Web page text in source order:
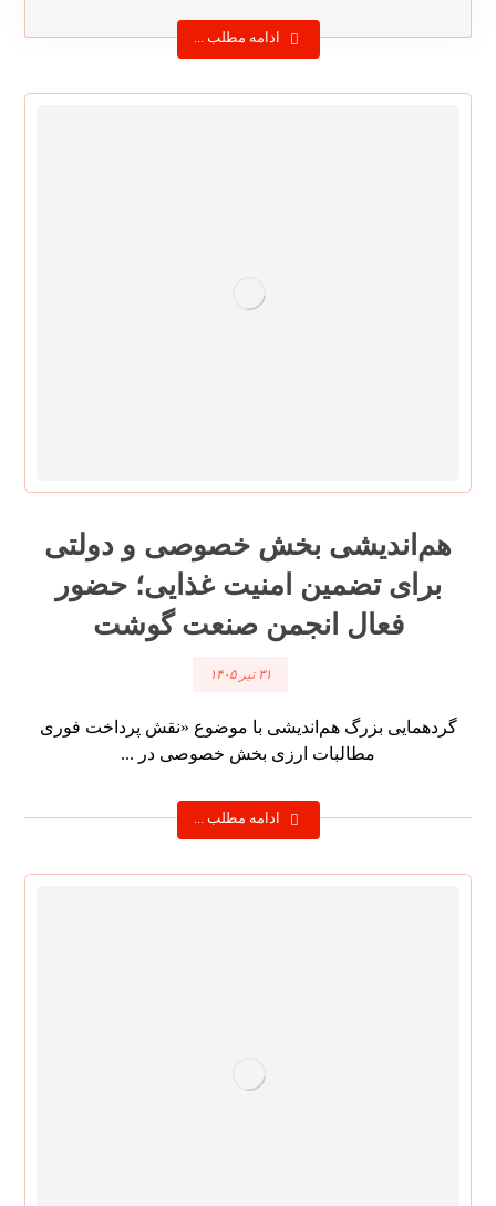
ادامه مطلب ...
هم‌اندیشی بخش خصوصی و دولتی
برای تضمین امنیت غذایی؛ حضور
فعال انجمن صنعت گوشت
۳۱ تیر ۱۴۰۵
گردهمایی بزرگ هم‌اندیشی با موضوع «نقش پرداخت فوری
مطالبات ارزی بخش خصوصی در ...
ادامه مطلب ...